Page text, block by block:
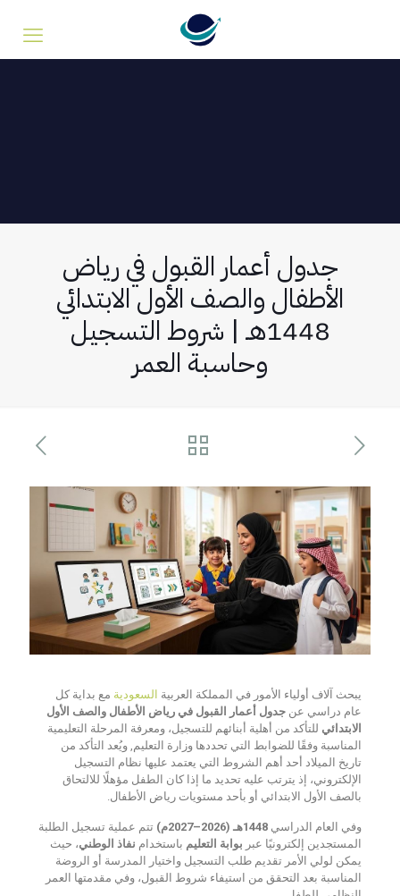
جدول أعمار القبول في رياض
الأطفال والصف الأول الابتدائي
1448هـ | شروط التسجيل
وحاسبة العمر
يبحث آلاف أولياء الأمور في المملكة العربية السعودية مع بداية كل
عام دراسي عن جدول أعمار القبول في رياض الأطفال والصف الأول
الابتدائي للتأكد من أهلية أبنائهم للتسجيل، ومعرفة المرحلة التعليمية
المناسبة وفقًا للضوابط التي تحددها وزارة التعليم, ويُعد التأكد من
تاريخ الميلاد أحد أهم الشروط التي يعتمد عليها نظام التسجيل
الإلكتروني، إذ يترتب عليه تحديد ما إذا كان الطفل مؤهلًا للالتحاق
بالصف الأول الابتدائي أو بأحد مستويات رياض الأطفال.
وفي العام الدراسي 1448هـ (2026–2027م)
تتم عملية تسجيل الطلبة
المستجدين إلكترونيًا عبر بوابة التعليم باستخدام نفاذ الوطني، حيث
يمكن لولي الأمر تقديم طلب التسجيل واختيار المدرسة أو الروضة
المناسبة بعد التحقق من استيفاء شروط القبول، وفي مقدمتها العمر